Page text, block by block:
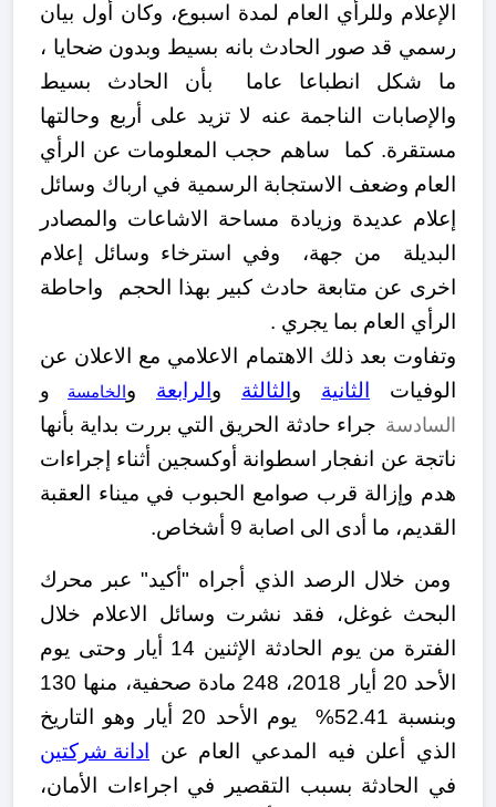
الإعلام وللرأي العام لمدة اسبوع، وكان أول بيان
رسمي قد صور الحادث بانه بسيط وبدون ضحايا ،
ما شكل انطباعا عاما بأن الحادث بسيط
والإصابات الناجمة عنه لا تزيد على أربع وحالتها
مستقرة. كما ساهم حجب المعلومات عن الرأي
العام وضعف الاستجابة الرسمية في ارباك وسائل
إعلام عديدة وزيادة مساحة الاشاعات والمصادر
البديلة من جهة، وفي استرخاء وسائل إعلام
اخرى عن متابعة حادث كبير بهذا الحجم واحاطة
الرأي العام بما يجري .
وتفاوت بعد ذلك الاهتمام الاعلامي مع الاعلان عن
الوفيات
الثانية و الثالثة و الرابعة و الخامسة
و
السادسة جراء حادثة الحريق التي بررت بداية بأنها
ناتجة عن
انفجار اسطوانة أوكسجين أ ثناء إجراءات
هدم وإزالة قرب صوامع الحبوب في ميناء العقبة
القديم، ما أدى الى اصابة 9 أشخاص.
ومن خلال الرصد الذي أجراه "أكيد" عبر محرك
البحث غوغل، فقد نشرت وسائل الاعلام خلال
الفترة من يوم الحادثة الإثنين 14 أيار وحتى يوم
الأحد 20 أيار 2018، 248 مادة صحفية، منها 130
وبنسبة 52.41% يوم الأحد 20 أيار وهو التاريخ
الذي أعلن فيه المدعي العام عن
ادانة شركتين
في الحادثة بسبب التقصير في اجراءات الأمان،